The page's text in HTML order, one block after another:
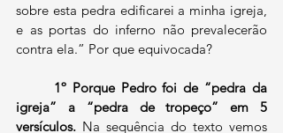
sobre esta pedra edificarei a minha igreja,
e as portas do inferno não prevalecerão
contra ela.” Por que equivocada?
1º Porque Pedro foi de “pedra da
igreja” a “pedra de tropeço” em 5
versículos. Na sequência do texto vemos